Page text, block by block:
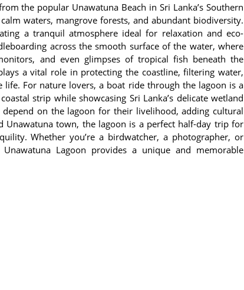
the popular Unawatuna Beach in Sri Lanka’s Southern
waters, mangrove forests, and abundant biodiversity.
a tranquil atmosphere ideal for relaxation and eco-
across the smooth surface of the water, where
and even glimpses of tropical fish beneath the
a vital role in protecting the coastline, filtering water,
For nature lovers, a boat ride through the lagoon is a
strip while showcasing Sri Lanka’s delicate wetland
on the lagoon for their livelihood, adding cultural
Unawatuna town, the lagoon is a perfect half-day trip for
Whether you’re a birdwatcher, a photographer, or
Lagoon provides a unique and memorable